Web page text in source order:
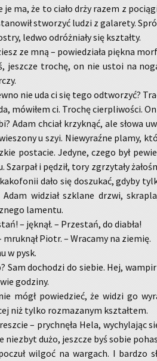
je ma, że to ciało drży razem z
stwo­rzyć ludzi z ga­la­re­ty.
ledwo od­róż­nia­ły się kształ­ty.
ze mną – po­wie­dzia­ła pięk­na
jesz­cze tro­chę, on nie ustoi na
nie uda ci się tego od­two­rzyć?
mó­wi­łem ci. Tro­chę cier­pli­wo­ści.
Adam chciał krzyk­nąć, ale słowa
u szyi. Nie­wy­raź­ne plamy,
po­sta­cie. Je­dy­ne, czego był
Szar­pał i pę­dził, tory zgrzy­ta­ły
dało się do­szu­kać, gdyby
Adam wi­dział szkla­ne drzwi,
la­men­tu.
– jęk­nął. – Prze­stań, do dia­bła!
mruk­nął Piotr. – Wra­ca­my na zie­mię.
w pysk.
Sam do­cho­dzi do sie­bie. Hej,
go­dzi­ny.
mógł po­wie­dzieć, że widzi go
niż tylko roz­ma­za­nym kształ­tem.
– prych­nę­ła Hela, wy­chy­la­jąc
nie­zbyt dużo, jesz­cze byś sobie
wil­goć na war­gach. I bar­dzo